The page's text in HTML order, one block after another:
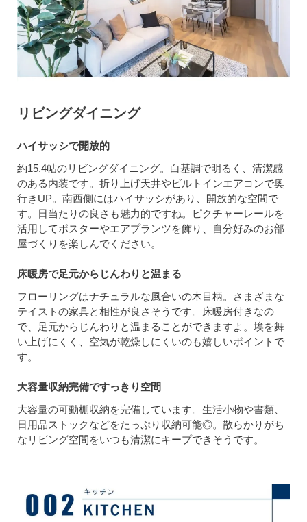
リビングダイニング
ハイサッシで開放的
約15.4帖のリビングダイニング。白基調で明るく、清潔感
のある内装です。折り上げ天井やビルトインエアコンで奥
行きUP。南西側にはハイサッシがあり、開放的な空間で
す。日当たりの良さも魅力的ですね。ピクチャーレールを
活用してポスターやエアプランツを飾り、自分好みのお部
屋づくりを楽しんでください。
床暖房で足元からじんわりと温まる
フローリングはナチュラルな風合いの木目柄。さまざまな
テイストの家具と相性が良さそうです。床暖房付きなの
で、足元からじんわりと温まることができますよ。埃を舞
い上げにくく、空気が乾燥しにくいのも嬉しいポイントで
す。
大容量収納完備ですっきり空間
大容量の可動棚収納を完備しています。生活小物や書類、
日用品ストックなどをたっぷり収納可能◎。散らかりがち
なリビング空間をいつも清潔にキープできそうです。